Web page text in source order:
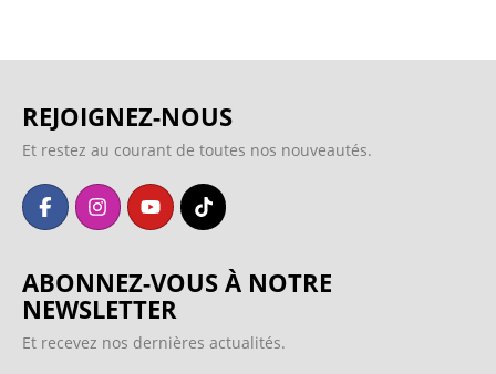
REJOIGNEZ-NOUS
Et restez au courant de toutes nos nouveautés.
ABONNEZ-VOUS À NOTRE
NEWSLETTER
Et recevez nos dernières actualités.